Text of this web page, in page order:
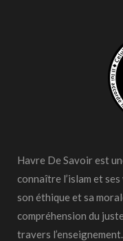
Havre De Savoir est
connaître l’islam et
son éthique et sa
compréhension du
travers l’enseignement.